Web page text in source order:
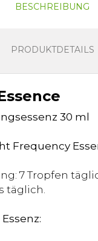
BESCHREIBUNG
PRODUKTDETAILS
30 ml
Frequency
7 Tropfen
täglich.